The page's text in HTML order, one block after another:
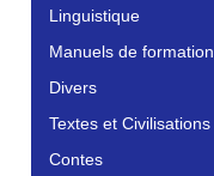
Linguistique
Manuels de formation
Divers
Textes et Civilisations
Contes